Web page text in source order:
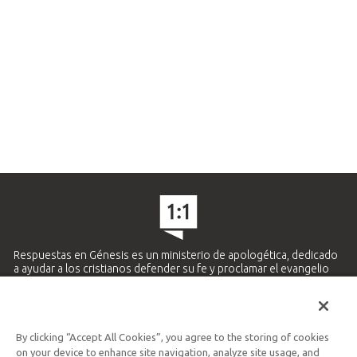
Respuestas en Génesis es un ministerio de apologética, dedicado
a ayudar a los cristianos defender su fe y proclamar el evangelio
Ministerio Hispano y Latinoamericano
By clicking “Accept All Cookies”, you agree to the storing of cookies
on your device to enhance site navigation, analyze site usage, and